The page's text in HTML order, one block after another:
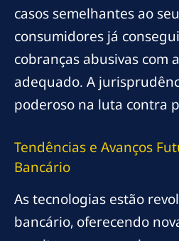
casos semelhantes ao
consumidores já
cobranças abusivas com
adequado. A
poderoso na luta contra
Tendências e Avanços
Bancário
As tecnologias estão
bancário, oferecendo